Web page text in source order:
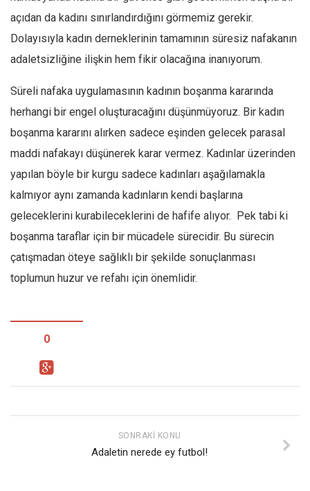
açıdan da kadını sınırlandırdığını görmemiz gerekir.
Dolayısıyla kadın derneklerinin tamamının süresiz nafakanın
adaletsizliğine ilişkin hem fikir olacağına inanıyorum.
Süreli nafaka uygulamasının kadının boşanma kararında
herhangi bir engel oluşturacağını düşünmüyoruz. Bir kadın
boşanma kararını alırken sadece eşinden gelecek parasal
maddi nafakayı düşünerek karar vermez. Kadınlar üzerinden
yapılan böyle bir kurgu sadece kadınları aşağılamakla
kalmıyor aynı zamanda kadınların kendi başlarına
geleceklerini kurabileceklerini de hafife alıyor. Pek tabi ki
boşanma taraflar için bir mücadele sürecidir. Bu sürecin
çatışmadan öteye sağlıklı bir şekilde sonuçlanması
toplumun huzur ve refahı için önemlidir.
0
SONRAKI KONU
Adaletin nerede ey futbol!